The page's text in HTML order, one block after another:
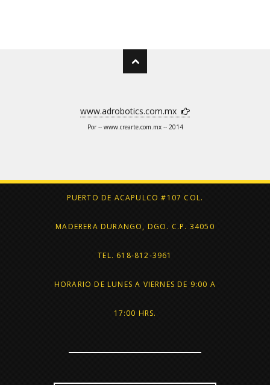
www.adrobotics.com.mx
Por -- www.crearte.com.mx-- 2014
PUERTO DE ACAPULCO #107 COL.
MADERERA DURANGO, DGO. C.P. 34050
TEL. 618-812-3961
HORARIO DE LUNES A VIERNES DE 9:00 A
17:00 HRS.